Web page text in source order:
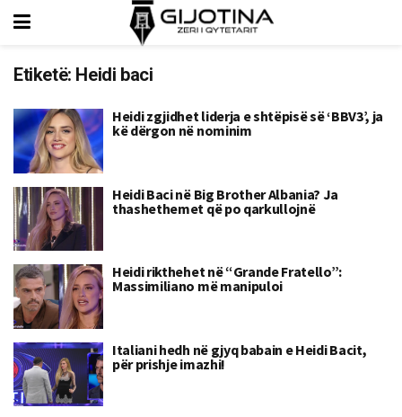
Etiketë: Heidi baci
Heidi zgjidhet liderja e shtëpisë së ‘BBV3’, ja
kë dërgon në nominim
Heidi Baci në Big Brother Albania? Ja
thashethemet që po qarkullojnë
Heidi rikthehet në “Grande Fratello”:
Massimiliano më manipuloi
Italiani hedh në gjyq babain e Heidi Bacit,
për prishje imazhi!